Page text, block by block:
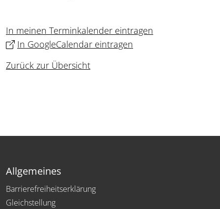
In meinen Terminkalender eintragen
In GoogleCalendar eintragen
Zurück zur Übersicht
Allgemeines
Barrierefreiheitserklärung
Gleichstellung